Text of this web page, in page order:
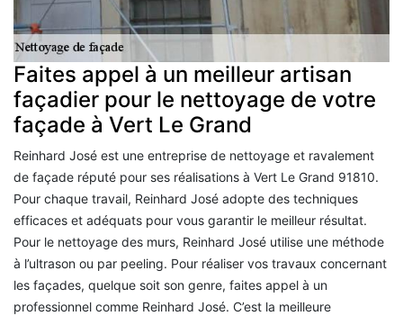
Faites appel à un meilleur artisan
façadier pour le nettoyage de votre
façade à Vert Le Grand
Reinhard José est une entreprise de nettoyage et ravalement
de façade réputé pour ses réalisations à Vert Le Grand 91810.
Pour chaque travail, Reinhard José adopte des techniques
efficaces et adéquats pour vous garantir le meilleur résultat.
Pour le nettoyage des murs, Reinhard José utilise une méthode
à l’ultrason ou par peeling. Pour réaliser vos travaux concernant
les façades, quelque soit son genre, faites appel à un
professionnel comme Reinhard José. C’est la meilleure